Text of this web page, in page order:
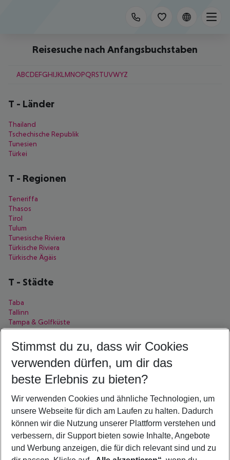
Reisesuche nach Anfangsbuchstaben
ABCDEFGHIJKL MNOPQRSTUVWYZ
T - Länder
Thailand
Tschechische Republik
Tunesien
Türkei
T - Regionen
Teneriffa
Thasos
Tirol
Tulum
Tunesische Riviera
Türkische Riviera
Türkische Ägäis
T - Städte
Taba
Tallinn
Tampa & Golfküste
Taormina
Tavira
Tekirova
Tel Aviv
Tigaki
Torba
Toronto
Torremolinos
Triest
Trogir
Stimmst du zu, dass wir Cookies
verwenden dürfen, um dir das
beste Erlebnis zu bieten?
Wir verwenden Cookies und ähnliche Technologien, um
unsere Webseite für dich am Laufen zu halten. Dadurch
können wir die Nutzung unserer Plattform verstehen und
verbessern, dir Support bieten sowie Inhalte, Angebote
und Werbung anzeigen, die für dich relevant sind und zu